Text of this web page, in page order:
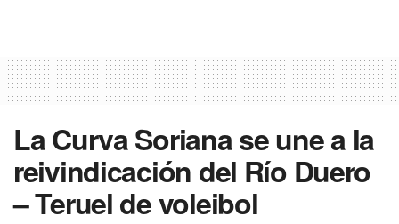
La Curva Soriana se une a la
reivindicación del Río Duero
– Teruel de voleibol